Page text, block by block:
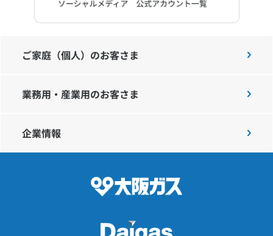
ご家庭（個人）のお客さま
業務用・産業用のお客さま
企業情報